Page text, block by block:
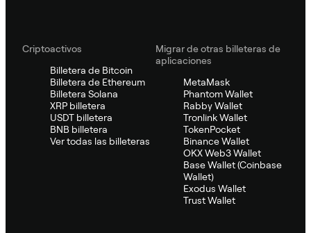
Criptoactivos
Billetera de Bitcoin
Billetera de Ethereum
Billetera Solana
XRP billetera
USDT billetera
BNB billetera
Ver todas las billeteras
Migrar de otras billeteras de
aplicaciones
MetaMask
Phantom Wallet
Rabby Wallet
Tronlink Wallet
TokenPocket
Binance Wallet
OKX Web3 Wallet
Base Wallet (Coinbase
Wallet)
Exodus Wallet
Trust Wallet